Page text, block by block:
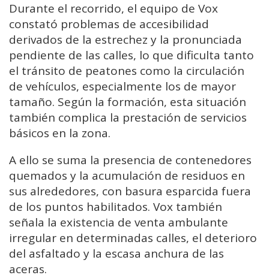
Durante el recorrido, el equipo de Vox
constató problemas de accesibilidad
derivados de la estrechez y la pronunciada
pendiente de las calles, lo que dificulta tanto
el tránsito de peatones como la circulación
de vehículos, especialmente los de mayor
tamaño. Según la formación, esta situación
también complica la prestación de servicios
básicos en la zona.
A ello se suma la presencia de contenedores
quemados y la acumulación de residuos en
sus alrededores, con basura esparcida fuera
de los puntos habilitados. Vox también
señala la existencia de venta ambulante
irregular en determinadas calles, el deterioro
del asfaltado y la escasa anchura de las
aceras.